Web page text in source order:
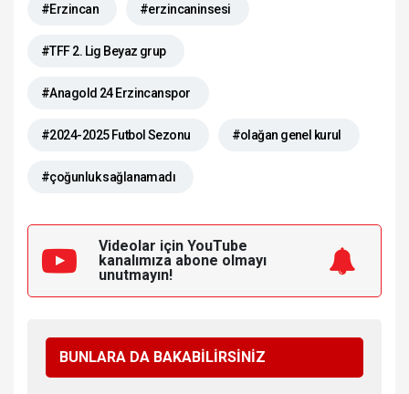
#Erzincan #erzincaninsesi
#TFF 2. Lig Beyaz grup
#Anagold 24 Erzincanspor
#2024-2025 Futbol Sezonu #olağan genel kurul
#çoğunluk sağlanamadı
Videolar için YouTube
kanalımıza abone olmayı
unutmayın!
BUNLARA DA BAKABİLİRSİNİZ